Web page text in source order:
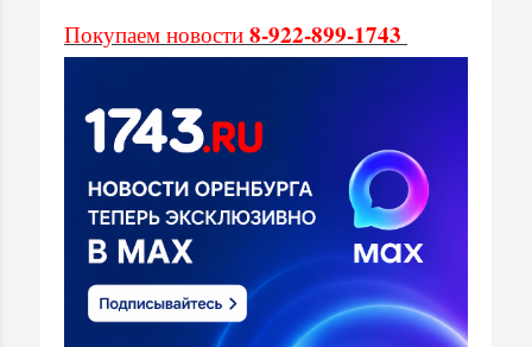
Покупаем новости 8-922-899-1743